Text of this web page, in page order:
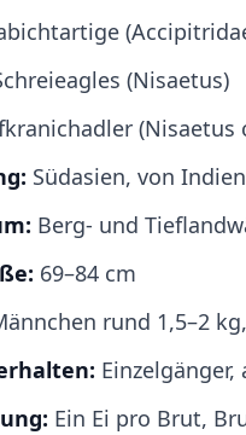
(Nisaetus)
(Nisaetus
Südasien, von
Berg- und
69–84 cm
rund 1,5–2
Ein Ei pro Brut,